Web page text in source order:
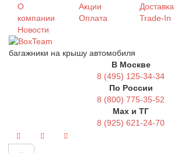
О
компании
Новости
Акции
Оплата
Доставка
Trade-In
багажники на крышу автомобиля
В Москве
8 (495) 125-34-34
По России
8 (800) 775-35-52
Max и ТГ
8 (925) 621-24-70